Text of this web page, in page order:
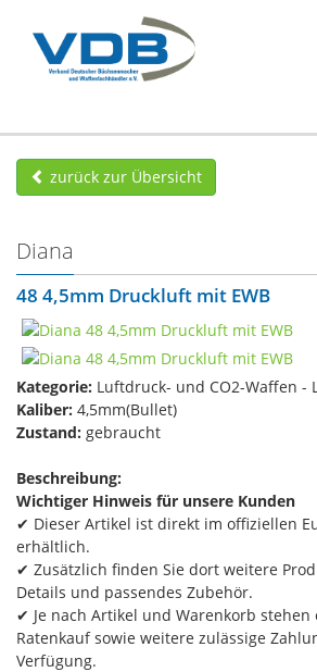
zurück zur Übersicht
Diana
48​ 4,5mm Druckluft mit EWB
Kategorie: Luftdruck- und CO2-Waffen -
Kaliber: 4,5mm(Bullet)
Zustand: gebraucht
Beschreibung:
Wichtiger Hinweis für unsere Kunden
✔ Dieser Artikel ist direkt im offiziellen
erhältlich.
✔ Zusätzlich finden Sie dort weitere
Details und passendes Zubehör.
✔ Je nach Artikel und Warenkorb stehen
Ratenkauf sowie weitere zulässige
Verfügung.